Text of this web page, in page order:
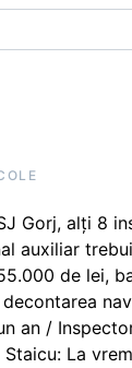
Gorj, alți 8
auxiliar
de lei,
an /
Staicu: La